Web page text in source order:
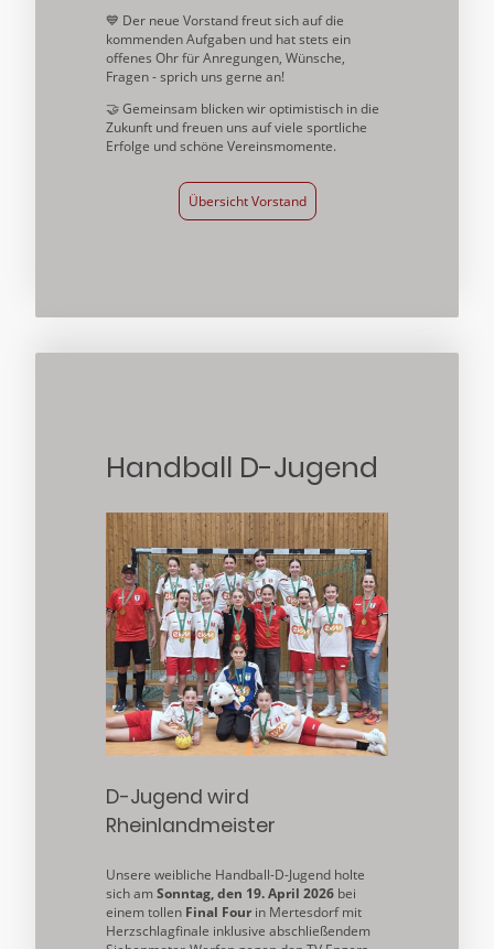
💙 Der neue Vorstand freut sich auf die
kommenden Aufgaben und hat stets ein
offenes Ohr für Anregungen, Wünsche,
Fragen - sprich uns gerne an!
🤝 Gemeinsam blicken wir optimistisch in die
Zukunft und freuen uns auf viele sportliche
Erfolge und schöne Vereinsmomente.
Übersicht Vorstand
Handball D-Jugend
D-Jugend wird
Rheinlandmeister
Unsere weibliche Handball-D-Jugend holte
sich amSonntag, den 19. April 2026 bei
einem tollen Final Four in Mertesdorf mit
Herzschlagfinale inklusive abschließendem